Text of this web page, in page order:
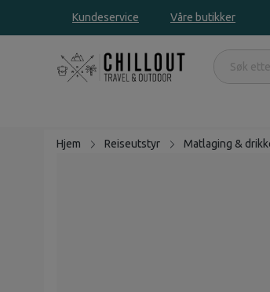
Kundeservice Våre butikker
Hjem Reiseutstyr Matlaging &